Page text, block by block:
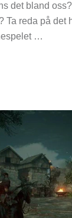
det bland
Ta reda på det
…